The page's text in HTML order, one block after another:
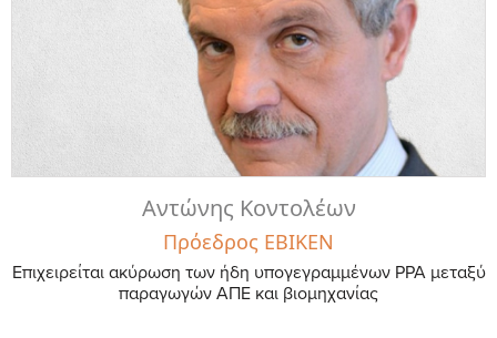
Αντώνης Κοντολέων
Πρόεδρος ΕΒΙΚΕΝ
Επιχειρείται ακύρωση των ήδη υπογεγραμμένων ΡΡΑ μεταξύ
παραγωγών ΑΠΕ και βιομηχανίας